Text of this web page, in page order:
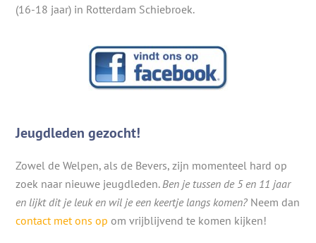
(16-18 jaar) in Rotterdam Schiebroek.
Jeugdleden gezocht!
Zowel de Welpen, als de Bevers, zijn momenteel hard op
zoek naar nieuwe jeugdleden. Ben je tussen de 5 en 11 jaar
en lijkt dit je leuk en wil je een keertje langs komen? Neem dan
contact met ons op om vrijblijvend te komen kijken!